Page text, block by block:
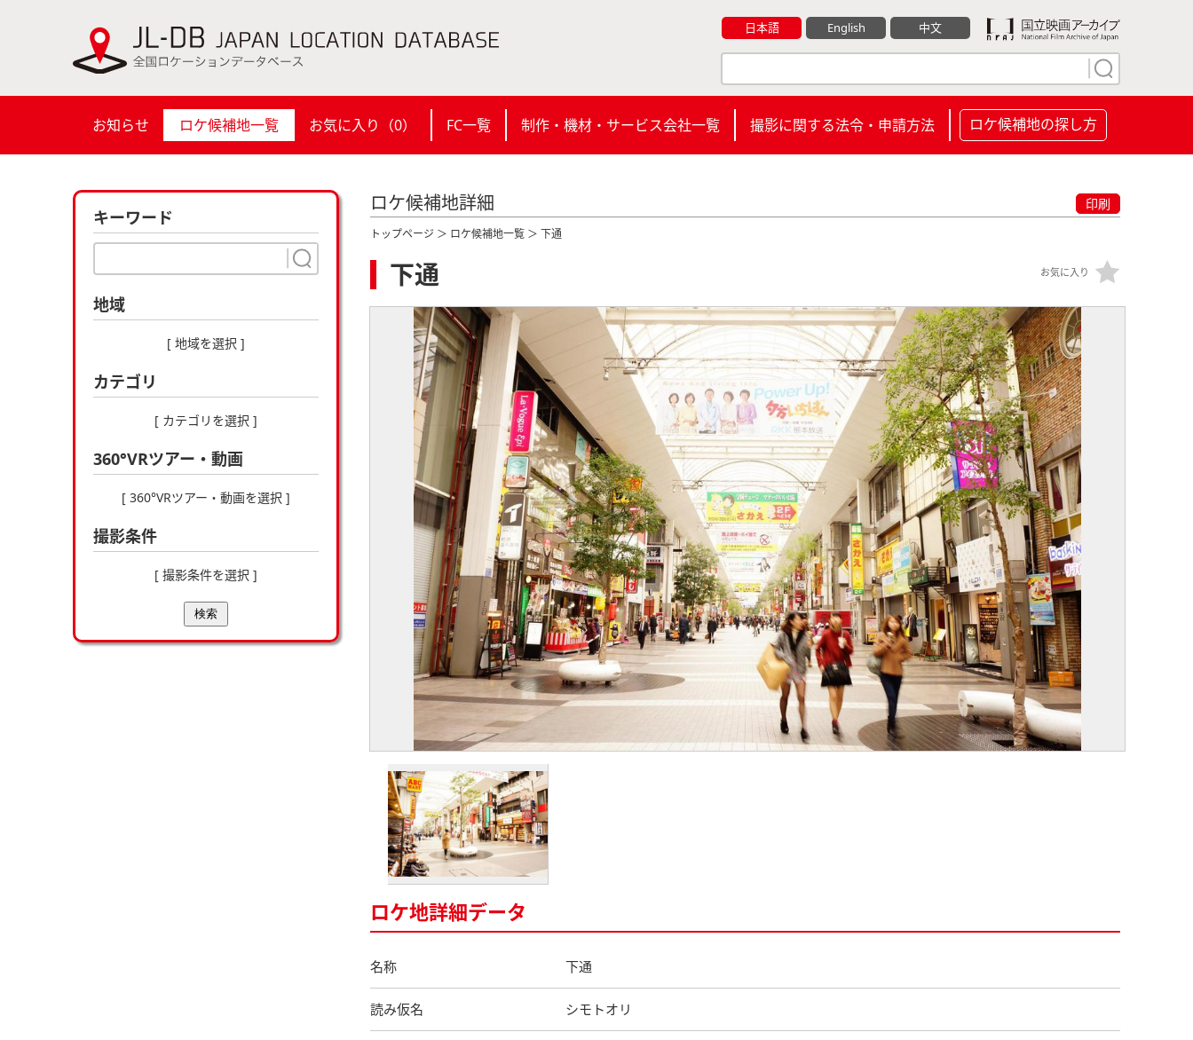
日本語 English 中文
お知らせ ロケ候補地一覧 お気に入り（0） FC一覧 制作・機材・サービス会社一覧 撮影に関する法令・申請方法 ロケ候補地の探し方
キーワード
地域
[ 地域を選択 ]
カテゴリ
[ カテゴリを選択 ]
360°VRツアー・動画
[ 360°VRツアー・動画を選択 ]
撮影条件
[ 撮影条件を選択 ]
検索
ロケ候補地詳細 印刷
トップページ ＞ ロケ候補地一覧 ＞ 下通
下通 お気に入り
ロケ地詳細データ
名称 下通
読み仮名 シモトオリ